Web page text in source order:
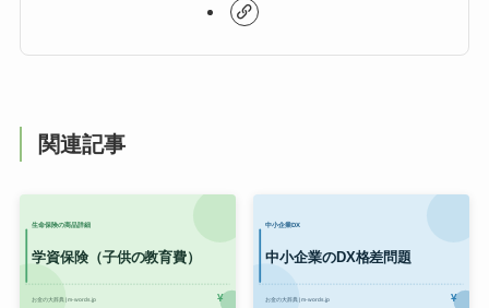
関連記事